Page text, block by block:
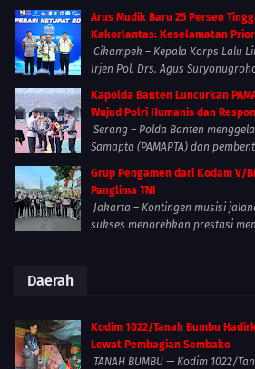
Arus Mudik Baru 25 Persen
Kakorlantas: Keselamatan
Cikampek – Kepala Korps Lalu
Irjen Pol. Drs. Agus
Kapolda Banten Luncurkan
Wujud Polri Humanis dan
Serang – Polda Banten
Samapta (PAMAPTA) dan
Grup Pengamen dari Kodam V/
Panglima TNI
Jakarta – Kontingen musisi
sukses menorehkan prestasi
Daerah
Kodim 1022/Tanah Bumbu
Lewat Pembagian Sembako
TANAH BUMBU — Kodim 1022/